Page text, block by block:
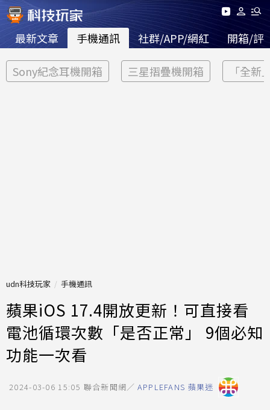
最新文章 手機通訊 社群/APP/網紅 開箱/評
Sony紀念耳機開箱 三星摺疊機開箱 「全新
udn科技玩家 手機通訊
蘋果iOS 17.4開放更新！可直接看
電池循環次數「是否正常」 9個必知
功能一次看
2024-03-06 15:05 聯合新聞網／ APPLEFANS 蘋果迷